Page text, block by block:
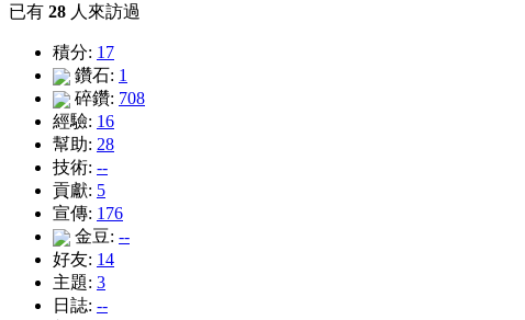
已有 28 人來訪過
積分: 17
鑽石: 1
碎鑽: 708
經驗: 16
幫助: 28
技術: --
貢獻: 5
宣傳: 176
金豆: --
好友: 14
主題: 3
日誌: --